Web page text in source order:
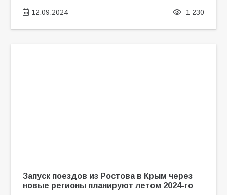
12.09.2024 1 230
Запуск поездов из Ростова в Крым через
новые регионы планируют летом 2024-го